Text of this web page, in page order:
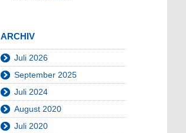
ARCHIV
Juli 2026
September 2025
Juli 2024
August 2020
Juli 2020